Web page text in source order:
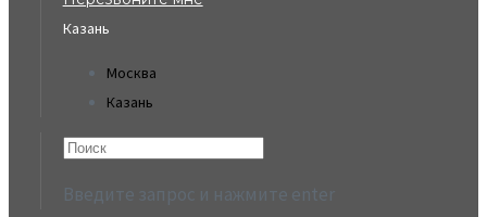
Казань
Москва
Казань
Введите запрос и нажмите enter